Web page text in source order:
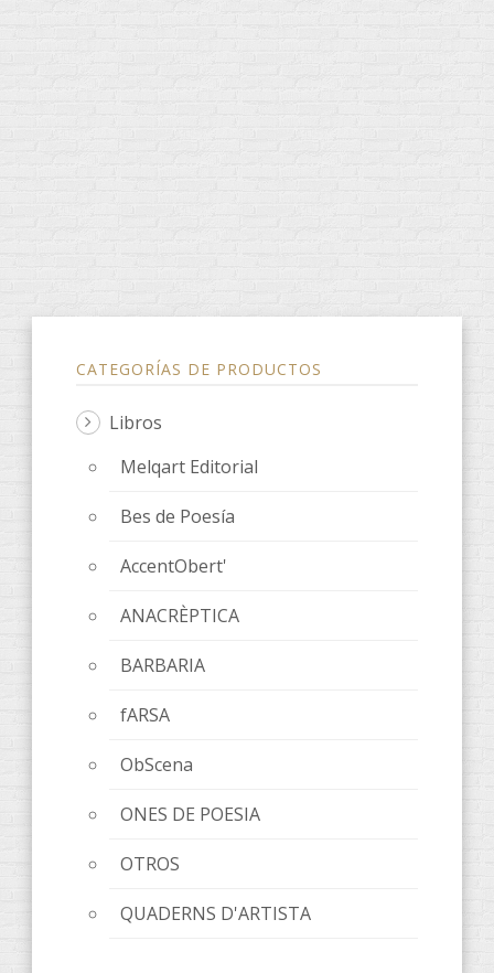
CATEGORÍAS DE PRODUCTOS
Libros
Melqart Editorial
Bes de Poesía
AccentObert'
ANACRÈPTICA
BARBARIA
fARSA
ObScena
ONES DE POESIA
OTROS
QUADERNS D'ARTISTA